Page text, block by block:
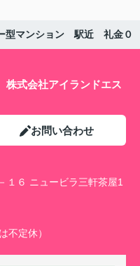
型マンション 駅近 礼金０
式会社アイランドエス
お問い合わせ
１６ ニュービラ三軒茶屋1
不定休）